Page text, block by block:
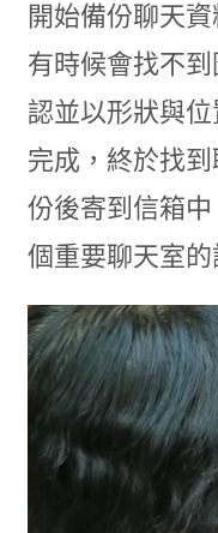
開始備份聊天
有時候會找不
認並以形狀與
完成，終於找
份後寄到信箱
個重要聊天室的